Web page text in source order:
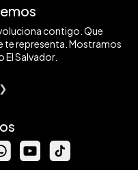
contigo. Que
te representa. Mostramos
El Salvador.